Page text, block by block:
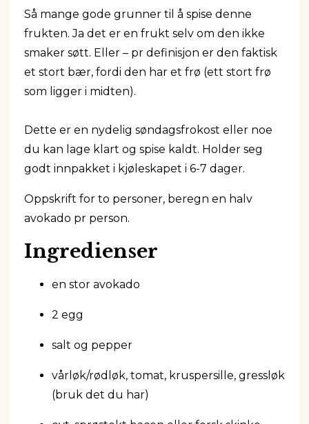
Så mange gode grunner til å spise denne
frukten. Ja det er en frukt selv om den ikke
smaker søtt. Eller – pr definisjon er den faktisk
et stort bær, fordi den har et frø (ett stort frø
som ligger i midten).
Dette er en nydelig søndagsfrokost eller noe
du kan lage klart og spise kaldt. Holder seg
godt innpakket i kjøleskapet i 6-7 dager.
Oppskrift for to personer, beregn en halv
avokado pr person.
Ingredienser
en stor avokado
2 egg
salt og pepper
vårløk/rødløk, tomat, kruspersille, gressløk
(bruk det du har)